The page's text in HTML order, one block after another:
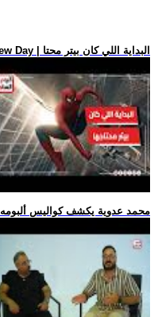
.. فيلم Spider-Man: Brand New Day | البداية اللي كان بيتر محتا
.. محمد عدوية يكشف كواليس